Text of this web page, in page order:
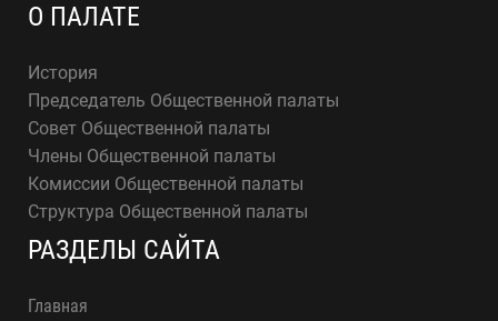
О ПАЛАТЕ
История
Председатель Общественной палаты
Совет Общественной палаты
Члены Общественной палаты
Комиссии Общественной палаты
Структура Общественной палаты
РАЗДЕЛЫ САЙТА
Главная